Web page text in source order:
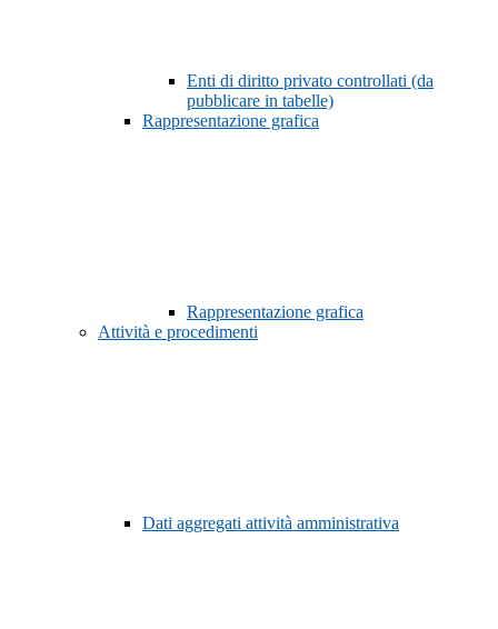
Enti di diritto privato controllati (da
pubblicare in tabelle)
Rappresentazione grafica
Rappresentazione grafica
Attività e procedimenti
Dati aggregati attività amministrativa